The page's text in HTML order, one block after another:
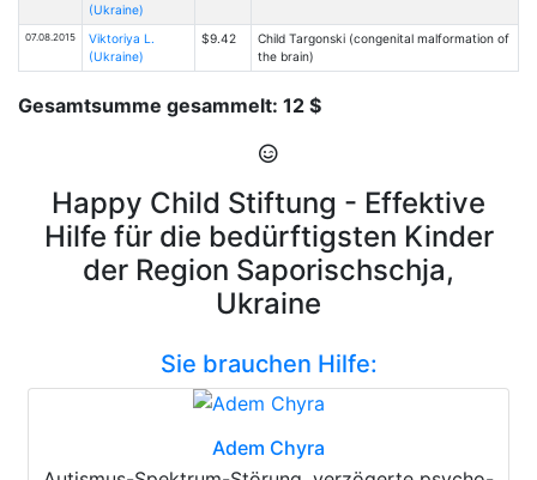
(Ukraine)
07.08.2015
Viktoriya L.
(Ukraine)
$9.42
Child Targonski (congenital malformation of
the brain)
Gesamtsumme gesammelt: 12 $
Happy Child Stiftung - Effektive
Hilfe für die bedürftigsten Kinder
der Region Saporischschja,
Ukraine
Sie brauchen Hilfe:
Adem Chyra